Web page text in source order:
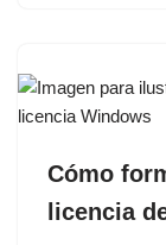
Cómo
licencia